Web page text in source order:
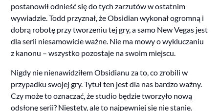
postanowił odnieść się do tych zarzutów w ostatnim
wywiadzie. Todd przyznał, że Obsidian wykonał ogromną i
dobrą robotę przy tworzeniu tej gry, a samo New Vegas jest
dla serii niesamowicie ważne. Nie ma mowy o wykluczaniu
z kanonu – wszystko pozostaje na swoim miejscu.
Nigdy nie nienawidziłem Obsidianu za to, co zrobili w
przypadku swojej gry. Tytuł ten jest dla nas bardzo ważny.
Czy może to oznaczać, że studio będzie tworzyło nową
odsłonę serii? Niestety, ale to najpewniej się nie stanie.